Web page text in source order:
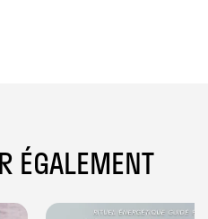
ÉGALEMENT